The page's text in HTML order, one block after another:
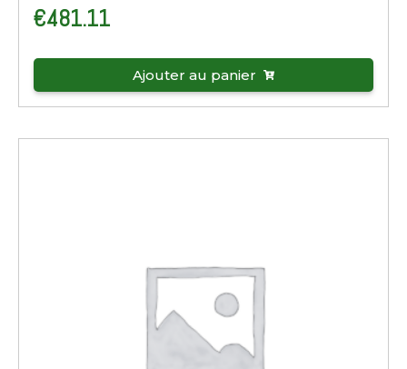
€481.11
Ajouter au panier